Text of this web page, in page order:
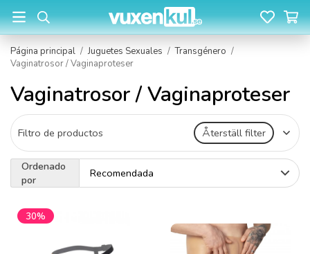
Página principal / Juguetes Sexuales / Transgénero /
Vaginatrosor / Vaginaproteser
Vaginatrosor / Vaginaproteser
Filtro de productos Återställ filter
Ordenado
por
30%